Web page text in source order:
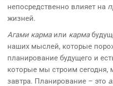
непосредственно влияет на
жизней.
Агами кармаили карма
наших мыслей, которые
планирование будущего и
которые мы строим сегодня,
завтра. Планирование – это